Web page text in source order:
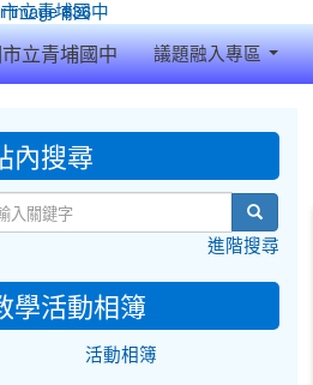
立青埔國中 議題融入專區
內搜尋
search
進階搜尋
學活動相簿
活動相簿